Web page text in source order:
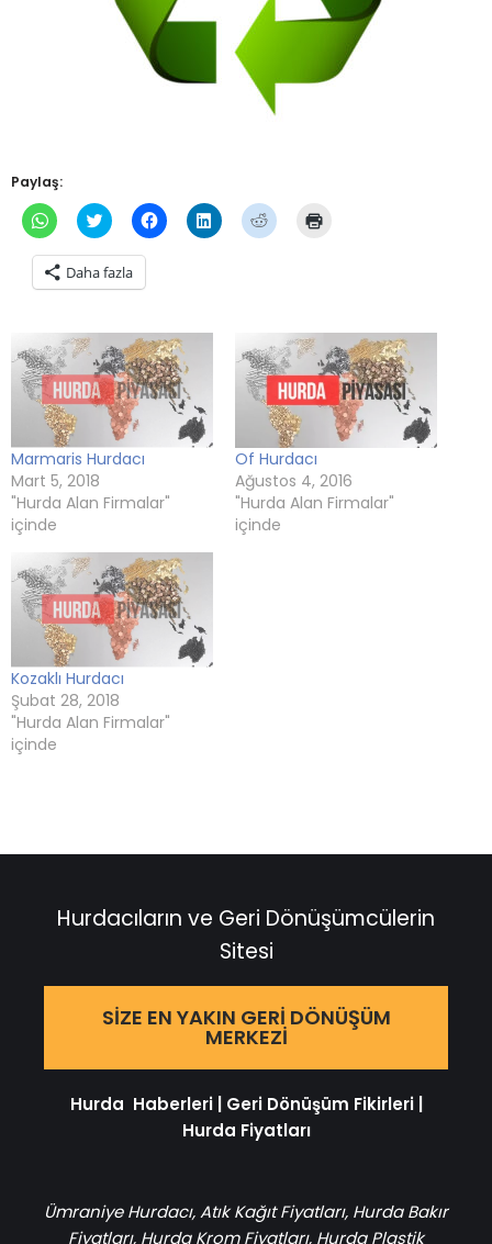
Paylaş:
WhatsApp'ta
paylaşmak
tıklayın
(Yeni
pencerede
Twitter
üzerinde
için
tıklayın
(Yeni
Facebook'ta
paylaşmak
Linkedln
üzerinden
Reddit
üzerinde
Daha fazla
Marmaris Hurdacı
Mart 5, 2018
"Hurda Alan Firmalar"
içinde
Of Hurdacı
Ağustos 4, 2016
"Hurda Alan Firmalar"
içinde
Kozaklı Hurdacı
Şubat 28, 2018
"Hurda Alan Firmalar"
içinde
Hurdacıların ve Geri Dönüşümcülerin
Sitesi
SIZE EN YAKIN GERI DÖNÜŞÜM
MERKEZI
Hurda Haberleri| Geri Dönüşüm Fikirleri|
Hurda Fiyatları
Ümraniye Hurdacı,Atık Kağıt Fiyatları, Hurda Bakır
Fiyatları, Hurda Krom Fiyatları, Hurda Plastik